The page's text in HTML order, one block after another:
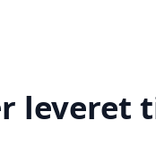
leveret